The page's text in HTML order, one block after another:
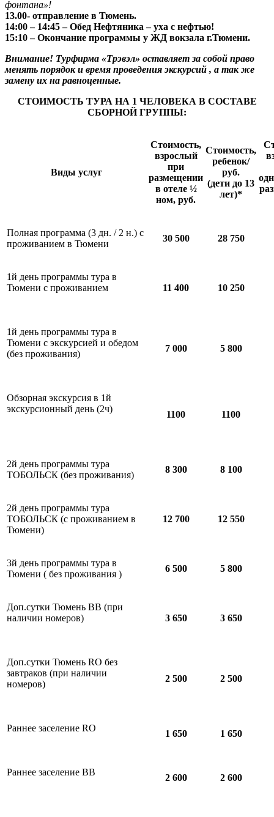
фонтана»!
13.00- отправление в Тюмень.
14:00 – 14:45 – Обед Нефтяника – уха с нефтью!
15:10 – Окончание программы у ЖД вокзала г.Тюмени.
Внимание! Турфирма «Трэвэл» оставляет за собой право
менять порядок и время проведения экскурсий , а так же
замену их на равноценные.
СТОИМОСТЬ ТУРА НА 1 ЧЕЛОВЕКА В СОСТАВЕ
СБОРНОЙ ГРУППЫ:
Виды услуг
Стоимость,
взрослый
при
размещении
в отеле ½
ном, руб.
Стоимость,
ребенок/
руб.
(дети до 13
лет)*
Полная программа (3 дн. / 2 н.) с
проживанием в Тюмени
30 500 28 750
1й день программы тура в
Тюмени с проживанием
11 400 10 250
1й день программы тура в
Тюмени с экскурсией и обедом
(без проживания)
7 000 5 800
Обзорная экскурсия в 1й
экскурсионный день (2ч)
1100 1100
2й день программы тура
ТОБОЛЬСК (без проживания)
8 300 8 100
2й день программы тура
ТОБОЛЬСК (с проживанием в
Тюмени)
12 700 12 550
3й день программы тура в
Тюмени ( без проживания )
6 500 5 800
Доп.сутки Тюмень ВВ (при
наличии номеров)
3 650 3 650
Доп.сутки Тюмень RO без
завтраков (при наличии
номеров)
2 500 2 500
Раннее заселение RO
1 650 1 650
Раннее заселение ВВ
2 600 2 600